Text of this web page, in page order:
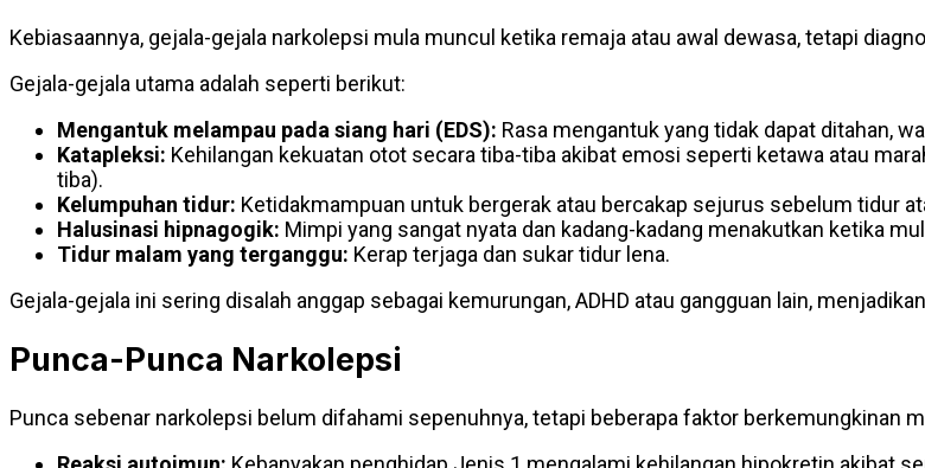
Kebiasaannya, gejala-gejala narkolepsi mula muncul ketika remaja atau awal dewasa, tetapi
Gejala-gejala utama adalah seperti berikut:
Mengantuk melampau pada siang hari (EDS): Rasa mengantuk yang tidak dapat ditahan,
Katapleksi: Kehilangan kekuatan otot secara tiba-tiba akibat emosi seperti ketawa atau
tiba).
Kelumpuhan tidur: Ketidakmampuan untuk bergerak atau bercakap sejurus sebelum tidur
Halusinasi hipnagogik: Mimpi yang sangat nyata dan kadang-kadang menakutkan ketika
Tidur malam yang terganggu: Kerap terjaga dan sukar tidur lena.
Gejala-gejala ini sering disalah anggap sebagai kemurungan, ADHD atau gangguan lain,
Punca-Punca Narkolepsi
Punca sebenar narkolepsi belum difahami sepenuhnya, tetapi beberapa faktor berkemungkinan